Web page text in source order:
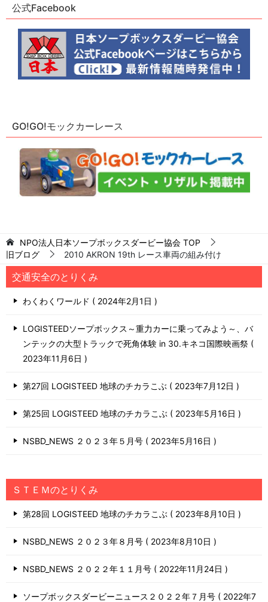
公式Facebook
GO!GO!モックカーレース
NPO法人日本ソープボックスダービー協会 TOP
旧ブログ
2010 AKRON 19th レース車両の組み付け
交通安全のとりくみ
わくわくワールド 2024年2月1日
LOGISTEEDソープボックス～重力カーに乗ってみよう～、バ
ンテックの大型トラックで死角体験 in 30.キネコ国際映画祭
2023年11月6日
第27回 LOGISTEED 地球のチカラこぶ 2023年7月12日
第25回 LOGISTEED 地球のチカラこぶ 2023年5月16日
NSBD_NEWS ２０２３年５月号 2023年5月16日
ＳＴＥＭのとりくみ
第28回 LOGISTEED 地球のチカラこぶ 2023年8月10日
NSBD_NEWS ２０２３年８月号 2023年8月10日
NSBD_NEWS ２０２２年１１月号 2022年11月24日
ソープボックスダービーニュース２０２２年７月号
2022年7